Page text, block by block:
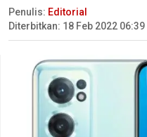
Penulis: Editorial
Diterbitkan: 18 Feb 2022 06:39